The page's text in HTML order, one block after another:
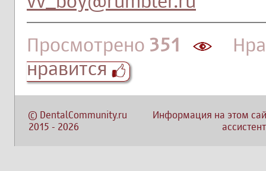
Просмотрено 351
нравится
© DentalCommunity.ru
2015 - 2026
Информация на этом